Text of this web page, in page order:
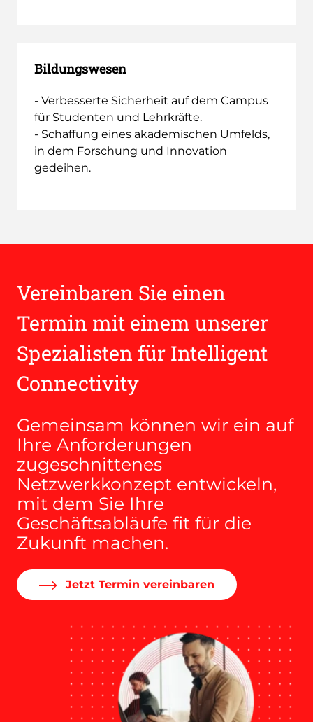
Bildungswesen
- Verbesserte Sicherheit auf dem Campus
für Studenten und Lehrkräfte.
- Schaffung eines akademischen Umfelds,
in dem Forschung und Innovation
gedeihen.
Vereinbaren Sie einen
Termin mit einem unserer
Spezialisten für Intelligent
Connectivity
Gemeinsam können wir ein auf
Ihre Anforderungen
zugeschnittenes
Netzwerkkonzept entwickeln,
mit dem Sie Ihre
Geschäftsabläufe fit für die
Zukunft machen.
Jetzt Termin vereinbaren